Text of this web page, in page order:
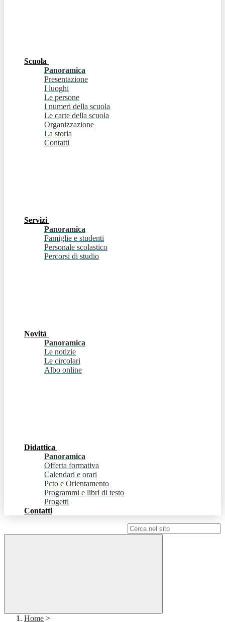
Scuola
Panoramica
Presentazione
I luoghi
Le persone
I numeri della scuola
Le carte della scuola
Organizzazione
La storia
Contatti
Servizi
Panoramica
Famiglie e studenti
Personale scolastico
Percorsi di studio
Novità
Panoramica
Le notizie
Le circolari
Albo online
Didattica
Panoramica
Offerta formativa
Calendari e orari
Pcto e Orientamento
Programmi e libri di testo
Progetti
Contatti
Home >